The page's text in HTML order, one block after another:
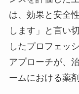
は、効果と安全
します」と言い
したプロフェッ
アプローチが、
ームにおける薬